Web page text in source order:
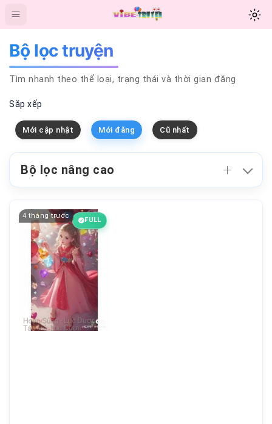
Bộ lọc truyện
Tìm nhanh theo thể loại, trạng thái và thời gian đăng
Sắp xếp
Mới cập nhật Mới đăng Cũ nhất
Bộ lọc nâng cao
4 tháng trước
FULL